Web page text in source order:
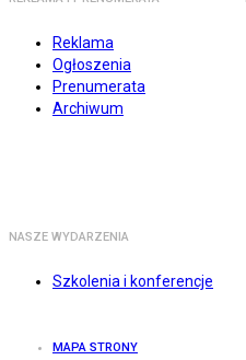
Reklama
Ogłoszenia
Prenumerata
Archiwum
NASZE WYDARZENIA
Szkolenia i konferencje
MAPA STRONY